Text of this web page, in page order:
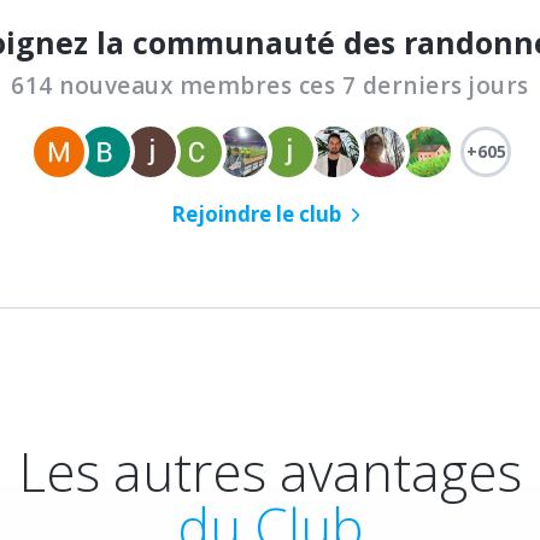
la communauté des
614 nouveaux membres ces 7 derniers jours
+605
Rejoindre le club
Les autres avantages